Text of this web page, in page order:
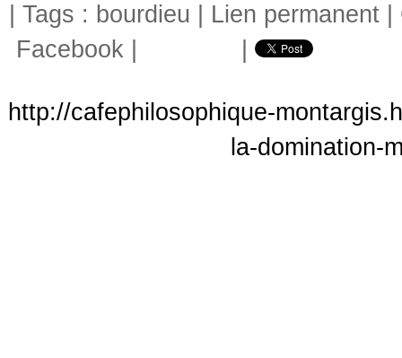
| Tags : bourdieu Lien permanent
Facebook
http://cafephilosophique-
la-domination-